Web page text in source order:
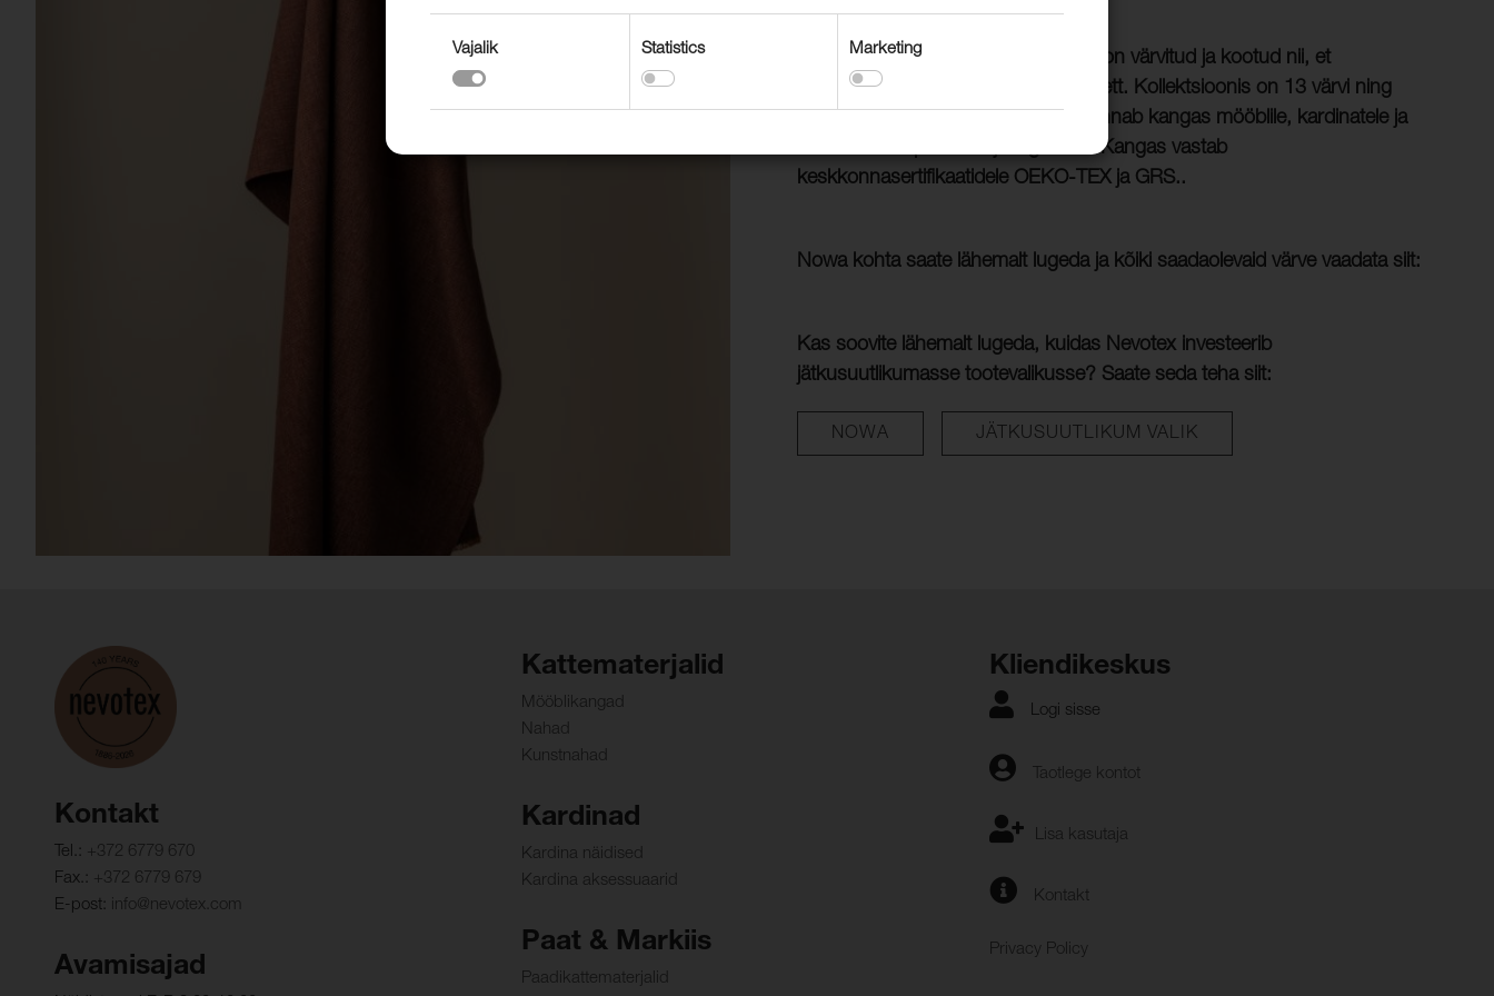
Nowa on vastupidav mööbliriie, mis on värvitud ja kootud nii, et
tootmisprotsessis ei ole kasutatud vett. Kollektsioonis on 13 värvi ning
tänu tagasihoidlikule vintage-stiilile annab kangas mööblile, kardinatele ja
kaunistustele peene väljanägemise. Kangas vastab
keskkonnasertifikaatidele OEKO-TEX ja GRS..
Nowa kohta saate lähemalt lugeda ja kõiki saadaolevaid värve vaadata siit:
Kas soovite lähemalt lugeda, kuidas Nevotex investeerib
jätkusuutlikumasse tootevalikusse? Saate seda teha siit:
NOWA JÄTKUSUUTLIKUM VALIK
Kontakt
Tel.: +372 6779 670
Fax.: +372 6779 679
E-post: info@nevotex.com
Avamisajad
Kattematerjalid
Mööblikangad
Nahad
Kunstnahad
Kardinad
Kardina näidised
Kardina aksessuaarid
Paat & Markiis
Paadikattematerjalid
Kliendikeskus
Logi sisse
Taotlege kontot
Lisa kasutaja
Kontakt
Privacy Policy
Vajalik Statistics Marketing